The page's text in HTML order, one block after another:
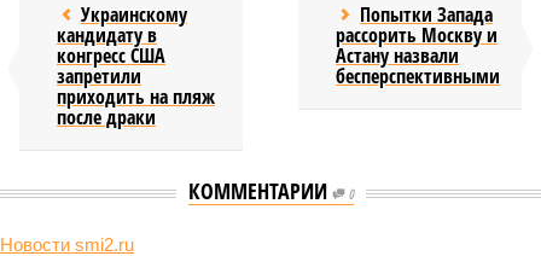
Украинскому
кандидату в
конгресс США
запретили
приходить на пляж
после драки
Попытки Запада
рассорить Москву и
Астану назвали
бесперспективными
КОММЕНТАРИИ 0
Новости smi2.ru